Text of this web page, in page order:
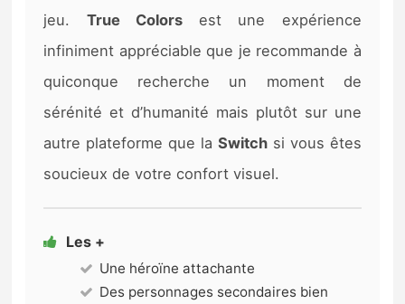
jeu. True Colorsest une expérience
infiniment appréciable que je recommande à
quiconque recherche un moment de
sérénité et d’humanité mais plutôt sur une
autre plateforme que la Switchsi vous êtes
soucieux de votre confort visuel.
Les +
Une héroïne attachante
Des personnages secondaires bien